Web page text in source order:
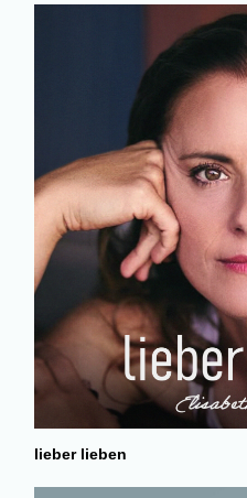
lieber lieben